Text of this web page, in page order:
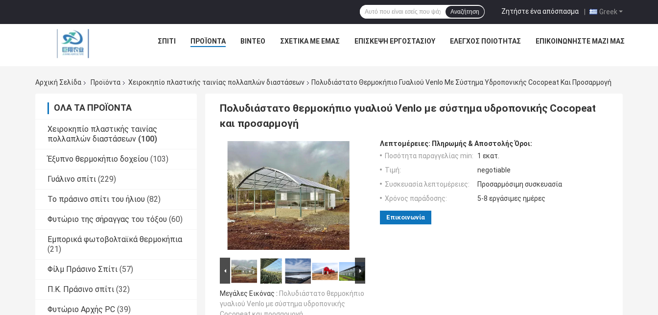
Greek
Ζητήστε ένα απόσπασμα |
Αναζήτηση
ΣΠΊΤΙ ΠΡΟΪΌΝΤΑ ΒΊΝΤΕΟ ΣΧΕΤΙΚΆ ΜΕ ΕΜΆΣ ΕΠΙΣΚΕΨΉ ΕΡΓΟΣΤΑΣΊΟΥ ΈΛΕΓΧΟΣ ΠΟΙΌΤΗΤΑΣ ΕΠΙΚΟΙΝΩΝΉΣΤΕ ΜΑΖΊ ΜΑΣ
Αρχική Σελίδα Προϊόντα Χειροκηπίο πλαστικής ταινίας πολλαπλών διαστάσεων Πολυδιάστατο Θερμοκήπιο Γυαλιού Venlo Με Σύστημα Υδροπονικής Cocopeat Και Προσαρμογή
ΌΛΑ ΤΑ ΠΡΟΪΌΝΤΑ
Χειροκηπίο πλαστικής ταινίας
πολλαπλών διαστάσεων (100)
Έξυπνο θερμοκήπιο δοχείου (103)
Γυάλινο σπίτι (229)
Το πράσινο σπίτι του ήλιου (82)
Φυτώριο της σήραγγας του τόξου (60)
Εμπορικά φωτοβολταϊκά θερμοκήπια
(21)
Φίλμ Πράσινο Σπίτι (57)
Π.Κ. Πράσινο σπίτι (32)
Φυτώριο Αρχής PC (39)
Πολυδιάστατο θερμοκήπιο γυαλιού Venlo με σύστημα υδροπονικής Cocopeat
και προσαρμογή
Μεγάλες Εικόνας : Πολυδιάστατο θερμοκήπιο
γυαλιού Venlo με σύστημα υδροπονικής
Λεπτομέρειες: Πληρωμής & Αποστολής Όροι:
Ποσότητα παραγγελίας min:
1 εκατ.
Τιμή:
negotiable
Συσκευασία λεπτομέρειες:
Προσαρμόσιμη συσκευασία
Χρόνος παράδοσης:
5-8 εργάσιμες ημέρες
Επικοινωνία